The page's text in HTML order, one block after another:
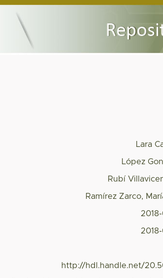
Lara
López
Rubí
Ramírez Zarco,
http://hdl.handle.net/